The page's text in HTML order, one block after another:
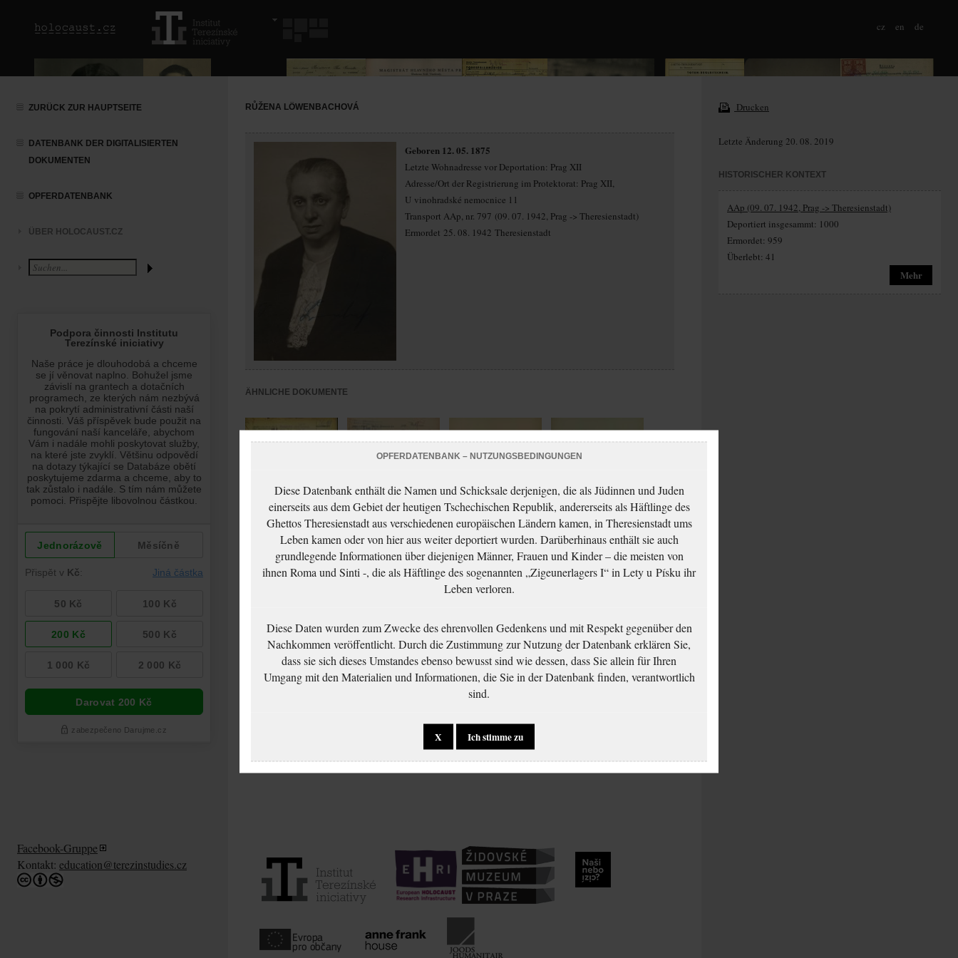
cz en de
ZURÜCK ZUR HAUPTSEITE
DATENBANK DER DIGITALISIERTEN
DOKUMENTEN
OPFERDATENBANK
ÜBER HOLOCAUST.CZ
RŮŽENA LÖWENBACHOVÁ
Geboren 12. 05. 1875
Letzte Wohnadresse vor Deportation: Prag XII
Adresse/Ort der Registrierung im Protektorat: Prag XII,
U vinohradské nemocnice 11
Transport AAp, nr. 797 (09. 07. 1942, Prag -> Theresienstadt)
Ermordet 25. 08. 1942 Theresienstadt
ÄHNLICHE DOKUMENTE
Löwenbachová
Růžena:
Löwenbachová
Růžena: Žádost o
Löwenbachová
Růžena: Žádost o
milost
Löwenbachová
Růžena: Vyjádření k
Drucken
Letzte Änderung 20. 08. 2019
HISTORISCHER KONTEXT
AAp (09. 07. 1942, Prag -> Theresienstadt)
Deportiert insgesammt: 1000
Ermordet: 959
Überlebt: 41
Mehr
Facebook-Gruppe
Kontakt: education@terezinstudies.cz
OPFERDATENBANK – NUTZUNGSBEDINGUNGEN
Diese Datenbank enthält die Namen und Schicksale derjenigen, die als Jüdinnen und Juden
einerseits aus dem Gebiet der heutigen Tschechischen Republik, andererseits als Häftlinge des
Ghettos Theresienstadt aus verschiedenen europäischen Ländern kamen, in Theresienstadt ums
Leben kamen oder von hier aus weiter deportiert wurden. Darüberhinaus enthält sie auch
grundlegende Informationen über diejenigen Männer, Frauen und Kinder – die meisten von
ihnen Roma und Sinti -, die als Häftlinge des sogenannten „Zigeunerlagers I“ in Lety u Písku ihr
Leben verloren.
Diese Daten wurden zum Zwecke des ehrenvollen Gedenkens und mit Respekt gegenüber den
Nachkommen veröffentlicht. Durch die Zustimmung zur Nutzung der Datenbank erklären Sie,
dass sie sich dieses Umstandes ebenso bewusst sind wie dessen, dass Sie allein für Ihren
Umgang mit den Materialien und Informationen, die Sie in der Datenbank finden, verantwortlich
sind.
X Ich stimme zu